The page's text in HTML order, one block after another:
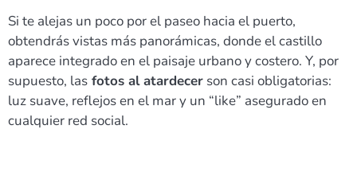
Si te alejas un poco por el paseo hacia el puerto,
obtendrás vistas más panorámicas, donde el castillo
aparece integrado en el paisaje urbano y costero. Y, por
supuesto, las fotos al atardecer son casi obligatorias:
luz suave, reflejos en el mar y un “like” asegurado en
cualquier red social.